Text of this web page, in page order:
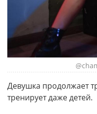
Девушка продолжает
тренирует даже детей.